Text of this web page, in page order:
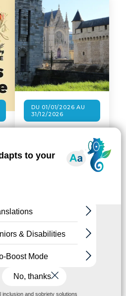
DU 01/01/2026 AU
31/12/2026
château de
Vincennes
Vincennes